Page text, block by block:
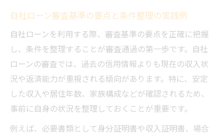
自社ローン審査基準の要点と条件整理の実践例
自社ローンを利用する際、審査基準の要点を正確に把握
し、条件を整理することが審査通過の第一歩です。自社
ローンの審査では、過去の信用情報よりも現在の収入状
況や返済能力が重視される傾向があります。特に、安定
した収入や居住年数、家族構成などが確認されるため、
事前に自身の状況を整理しておくことが重要です。
例えば、必要書類として身分証明書や収入証明書、場合